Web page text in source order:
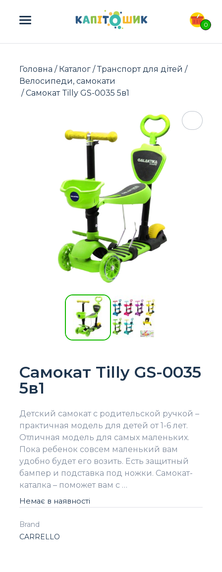
0
ПОШУК ТОВАРІВ:
Головна / Каталог /Транспорт для дітей /
Велосипеди, самокати
/ Самокат Tilly GS-0035 5в1
Самокат Tilly GS-0035
5в1
Детский самокат с родительской ручкой –
практичная модель для детей от 1-6 лет.
Отличная модель для самых маленьких.
Пока ребенок совсем маленький вам
удобно будет его возить. Есть защитный
бампер и подставка под ножки. Самокат-
каталка – поможет вам с …
Немає в наявності
Brand
CARRELLO